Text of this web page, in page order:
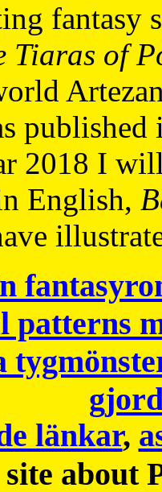
fantasy
Tiaras of
published
2018 I
English,
patterns
länkar,
site about